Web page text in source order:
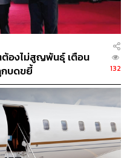
องไม่สูญพันธุ์ เตือน
กบดขยี้
132